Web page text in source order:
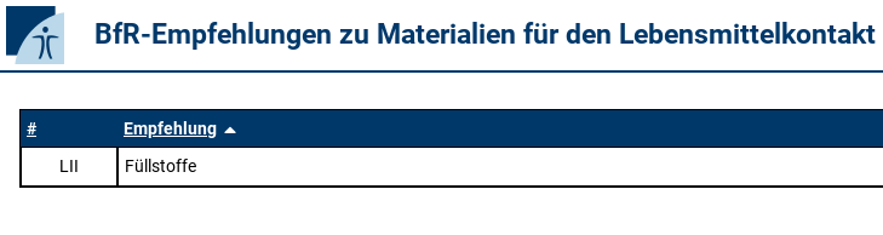
BfR-Empfehlungen zu Materialien für den Lebensmittelkontakt
#
Empfehlung
LII
Füllstoffe